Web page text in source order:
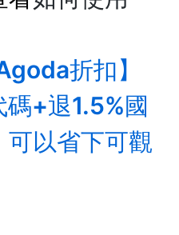
折扣】
+退1.5%國
以省下可觀